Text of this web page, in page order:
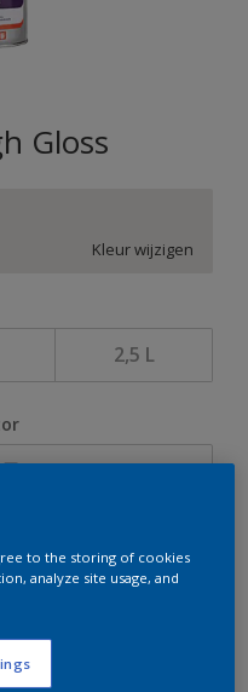
Gloss
Kleur wijzigen
2,5 L
Bereken
dit product online
de gaten, we werken
te vullen.
to the storing of cookies
analyze site usage, and